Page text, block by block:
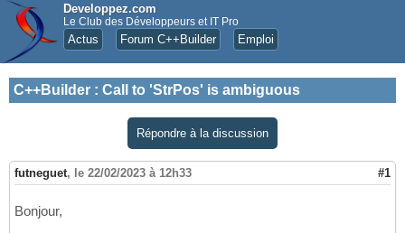
Developpez.com
Le Club des Développeurs et IT Pro
Actus Forum C++Builder Emploi
C++Builder : Call to 'StrPos' is ambiguous
Répondre à la discussion
futneguet, le 22/02/2023 à 12h33 #1
Bonjour,